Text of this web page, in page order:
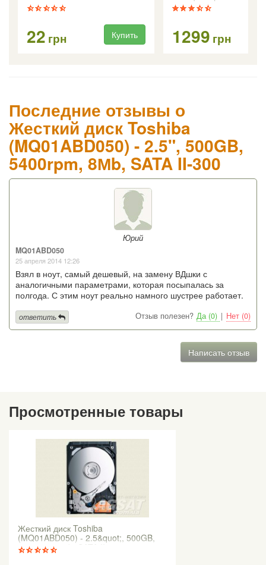
22 грн Купить 1299 грн
Последние отзывы о
Жесткий диск Toshiba
(MQ01ABD050) - 2.5", 500GB,
5400rpm, 8Мb, SATA II-300
Юрий
MQ01ABD050
25 апреля 2014 12:26
Взял в ноут, самый дешевый, на замену ВДшки с
аналогичными параметрами, которая посыпалась за
полгода. С этим ноут реально намного шустрее работает.
Отзыв полезен? Да (0) | Нет (0)
ответить
Написать отзыв
Просмотренные товары
Жесткий диск Toshiba
(MQ01ABD050) - 2.5&quot;, 500GB,
5400rpm, 8Мb, SATA II-300